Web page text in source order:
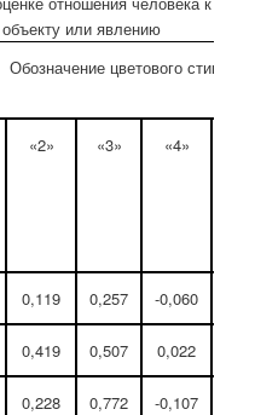
или явлению
Обозначение цветового
«2» «3» «4»
0,119 0,257 -0,060
0,419 0,507 0,022
0,228 0,772 -0,107